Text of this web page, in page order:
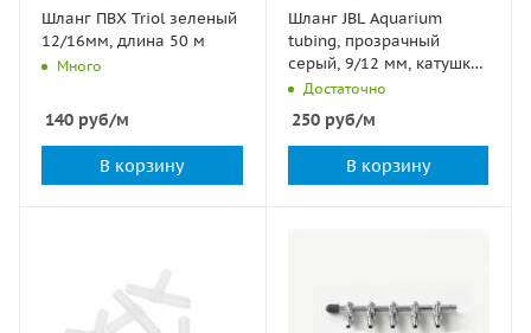
Шланг ПВХ Triol зеленый
12/16мм, длина 50 м
Много
140 руб/м
В корзину
Шланг JBL Aquarium
tubing, прозрачный
серый, 9/12 мм, катушка
60 метров
Достаточно
250руб/м
В корзину